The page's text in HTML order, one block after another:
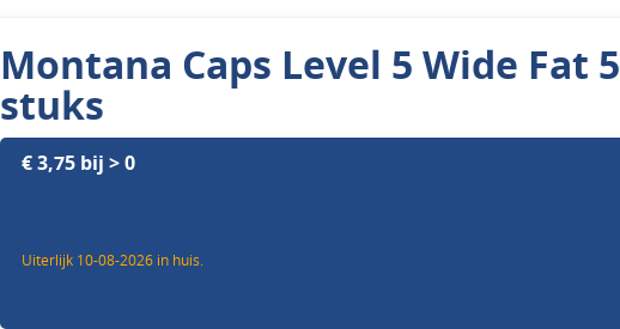
Montana Caps Level 5 Wide Fat 5
stuks
€ 3,75 bij > 0
Uiterlijk 10-08-2026 in huis.